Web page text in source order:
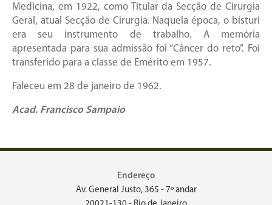
Medicina, em 1922, como Titular da Secção de Cirurgia
Geral, atual Secção de Cirurgia. Naquela época, o bisturi
era seu instrumento de trabalho. A memória
apresentada para sua admissão foi “Câncer do reto”. Foi
transferido para a classe de Emérito em 1957.
Faleceu em 28 de janeiro de 1962.
Acad. Francisco Sampaio
Endereço
Av. General Justo, 365 - 7º andar